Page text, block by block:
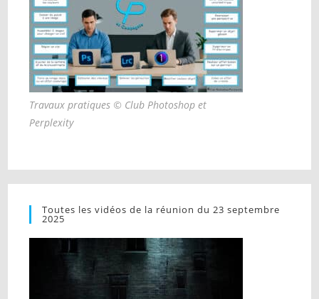
Travaux pratiques © Club Photoshop et
Perplexity
Toutes les vidéos de la réunion du 23 septembre
2025